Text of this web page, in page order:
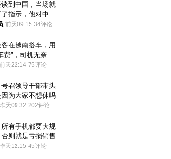
到中国，当场就
指示，他对中国
，显然又有了新
前天09:15 34评论
在越南搭车，用
费”，司机无奈发
友：不代表印度
前天22:14 75评论
召领导干部带头
为大家不想休吗
昨天09:32 202评论
有手机都要大规
则就是亏损销售
昨天12:15 45评论